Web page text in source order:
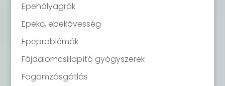
Epehólyagrák
Epekő, epekövesség
Epeproblémák
Fájdalomcsillapító gyógyszerek
Fogamzásgátlás